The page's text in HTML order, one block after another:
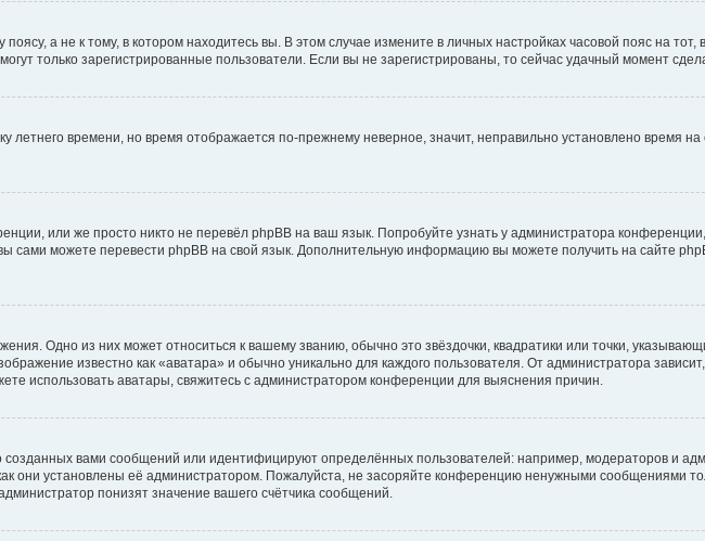
а не к тому, в котором находитесь вы. В этом случае измените в личных настройках часовой пояс на тот,
только зарегистрированные пользователи. Если вы не зарегистрированы, то сейчас удачный момент
летнего времени, но время отображается по-прежнему неверное, значит, неправильно установлено время
или же просто никто не перевёл phpBB на ваш язык. Попробуйте узнать у администратора
сами можете перевести phpBB на свой язык. Дополнительную информацию вы можете получить на сайте
Одно из них может относиться к вашему званию, обычно это звёздочки, квадратики или точки,
известно как «аватара» и обычно уникально для каждого пользователя. От администратора
использовать аватары, свяжитесь с администратором конференции для выяснения причин.
вами сообщений или идентифицируют определённых пользователей: например, модераторов и
они установлены её администратором. Пожалуйста, не засоряйте конференцию ненужными сообщениями
понизят значение вашего счётчика сообщений.